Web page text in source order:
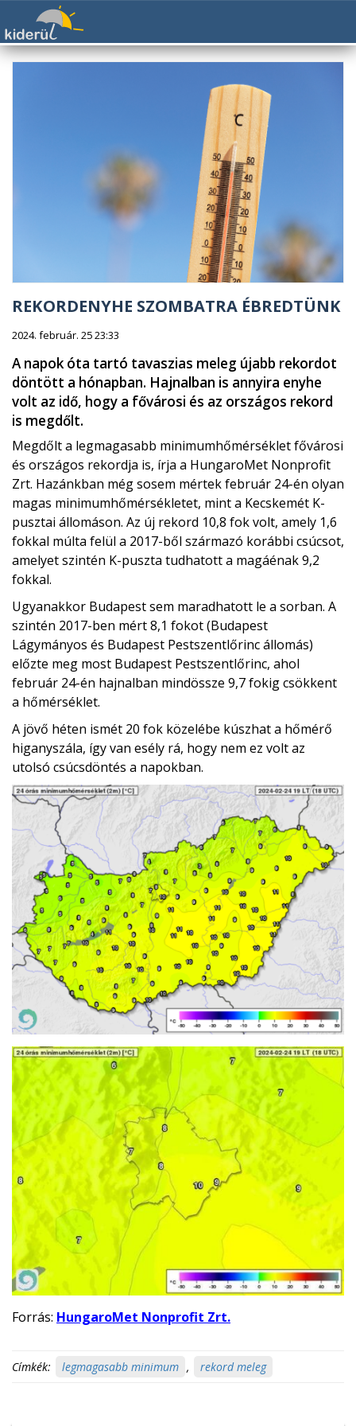
REKORDENYHE SZOMBATRA ÉBREDTÜNK
2024. február. 25 23:33
A napok óta tartó tavaszias meleg újabb rekordot
döntött a hónapban. Hajnalban is annyira enyhe
volt az idő, hogy a fővárosi és az országos rekord
is megdőlt.
Megdőlt a legmagasabb minimumhőmérséklet fővárosi
és országos rekordja is, írja a HungaroMet Nonprofit
Zrt. Hazánkban még sosem mértek február 24-én olyan
magas minimumhőmérsékletet, mint a Kecskemét K-
pusztai állomáson. Az új rekord 10,8 fok volt, amely 1,6
fokkal múlta felül a 2017-ből származó korábbi csúcsot,
amelyet szintén K-puszta tudhatott a magáénak 9,2
fokkal.
Ugyanakkor Budapest sem maradhatott le a sorban. A
szintén 2017-ben mért 8,1 fokot (Budapest
Lágymányos és Budapest Pestszentlőrinc állomás)
előzte meg most Budapest Pestszentlőrinc, ahol
február 24-én hajnalban mindössze 9,7 fokig csökkent
a hőmérséklet.
A jövő héten ismét 20 fok közelébe kúszhat a hőmérő
higanyszála, így van esély rá, hogy nem ez volt az
utolsó csúcsdöntés a napokban.
Forrás: HungaroMet Nonprofit Zrt.
Címkék: legmagasabb minimum , rekord meleg